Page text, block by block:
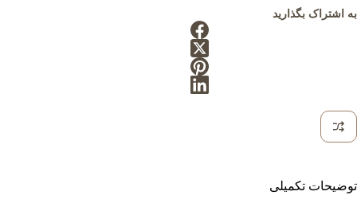
به اشتراک بگذارید
توضیحات تکمیلی